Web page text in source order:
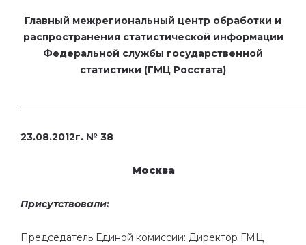
Главный межрегиональный центр обработки и
распространения статистической информации
Федеральной службы государственной
статистики (ГМЦ Росстата)
23.08.2012г. № 38
Москва
Присутствовали:
Председатель Единой комиссии: Директор ГМЦ